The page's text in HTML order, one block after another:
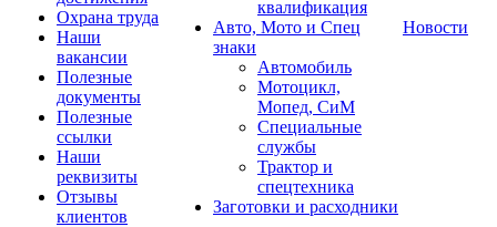
Охрана труда
Наши
вакансии
Полезные
документы
Полезные
ссылки
Наши
реквизиты
Отзывы
клиентов
квалификация
Авто, Мото и Спец
знаки
Автомобиль
Мотоцикл,
Мопед, СиМ
Специальные
службы
Трактор и
спецтехника
Заготовки и расходники
Новости